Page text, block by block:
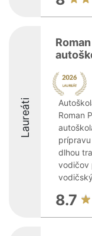
Laureáti
Roman
dlhou
vodičov
8.7